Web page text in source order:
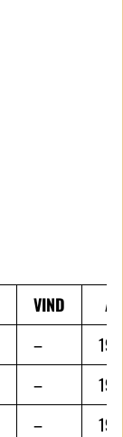
VIND
ÅR
–
–
–